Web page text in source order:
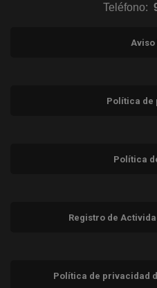
Teléfono:
Aviso
Política de
Política
Registro de
Política de privacidad